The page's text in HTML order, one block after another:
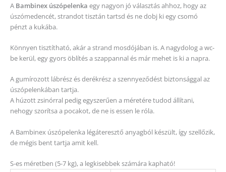
A Bambinex úszópelenka egy nagyon jó választás ahhoz, hogy az
úszómedencét, strandot tisztán tartsd és ne dobj ki egy csomó
pénzt a kukába.
Könnyen tisztítható, akár a strand mosdójában is. A nagydolog a wc-
be kerül, egy gyors öblítés a szappannal és már mehet is ki a napra.
A gumírozott lábrész és derékrész a szennyeződést biztonsággal az
úszópelenkában tartja.
A húzott zsinórral pedig egyszerűen a méretére tudod állítani,
nehogy szorítsa a pocakot, de ne is essen le róla.
A Bambinex úszópelenka légáteresztő anyagból készült, így szellőzik,
de mégis bent tartja amit kell.
S-es méretben (5-7 kg), a legkisebbek számára kapható!